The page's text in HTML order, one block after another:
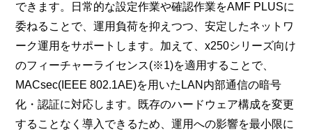
できます。日常的な設定作業や確認作業をAMF PLUSに
委ねることで、運用負荷を抑えつつ、安定したネットワ
ーク運用をサポートします。加えて、x250シリーズ向け
のフィーチャーライセンス(※1)を適用することで、
MACsec(IEEE 802.1AE)を用いたLAN内部通信の暗号
化・認証に対応します。既存のハードウェア構成を変更
することなく導入できるため、運用への影響を最小限に